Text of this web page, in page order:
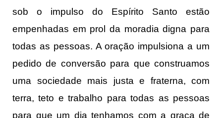
sob o impulso do Espírito Santo estão
empenhadas em prol da moradia digna para
todas as pessoas. A oração impulsiona a um
pedido de conversão para que construamos
uma sociedade mais justa e fraterna, com
terra, teto e trabalho para todas as pessoas
para que um dia tenhamos com a graça de